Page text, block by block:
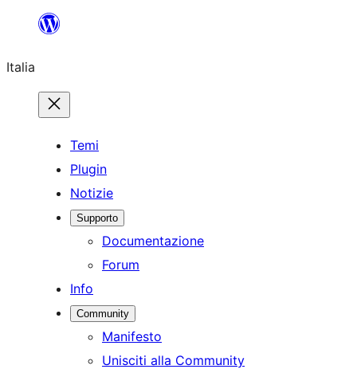
contenuto
Italia
Temi
Plugin
Notizie
Supporto
Documentazione
Forum
Info
Community
Manifesto
Unisciti alla Community